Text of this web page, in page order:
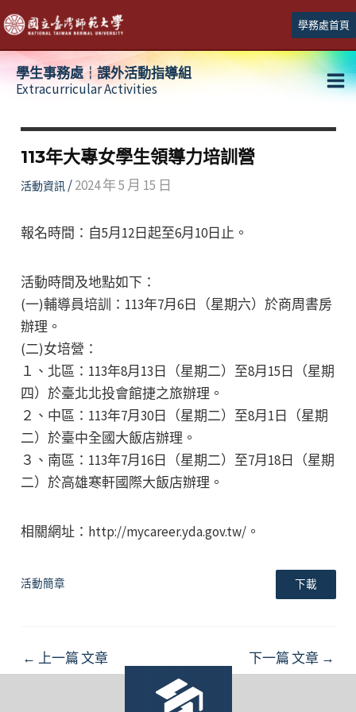
跳
至
主
學務處首頁
學生事務處┆課外活動指導組
Extracurricular Activities
113年大專女學生領導力培訓營
活動資訊/2024 年 5 月 15 日
報名時間：自5月12日起至6月10日止。
活動時間及地點如下：
(一)輔導員培訓：113年7月6日（星期六）於商周書房
辦理。
(二)女培營：
１、北區：113年8月13日（星期二）至8月15日（星期
四）於臺北北投會館捷之旅辦理。
２、中區：113年7月30日（星期二）至8月1日（星期
二）於臺中全國大飯店辦理。
３、南區：113年7月16日（星期二）至7月18日（星期
二）於高雄寒軒國際大飯店辦理。
相關網址：http://mycareer.yda.gov.tw/。
活動簡章 下載
Post
navigation
← 上一篇 文章 下一篇 文章 →